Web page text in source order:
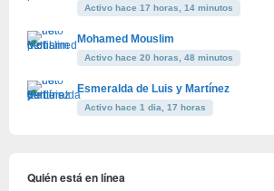
Activo hace 17 horas, 14 minutos
Mohamed Mouslim
Activo hace 20 horas, 48 minutos
Esmeralda de Luis y Martínez
Activo hace 1 dia, 17 horas
Quién está en línea